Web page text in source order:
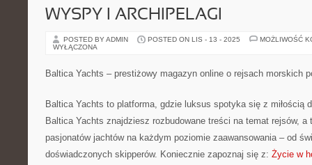
WYSPY I ARCHIPELAGI
POSTED BY ADMIN POSTED ON LIS - 13 - 2025
MOŻLIWOŚĆ
WYŁĄCZONA
Baltica Yachts – prestiżowy magazyn online o rejsach morskich
Baltica Yachts to platforma, gdzie luksus spotyka się z miłością
Baltica Yachts znajdziesz rozbudowane treści na temat rejsów,
pasjonatów jachtów na każdym poziomie zaawansowania – od
doświadczonych skipperów. Koniecznie zapoznaj się z: Życie w